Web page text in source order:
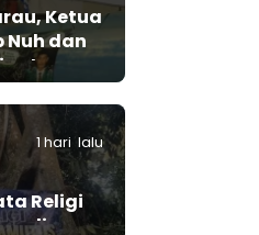
Ketua
Nuh dan
Air
1 hari lalu
Religi
di